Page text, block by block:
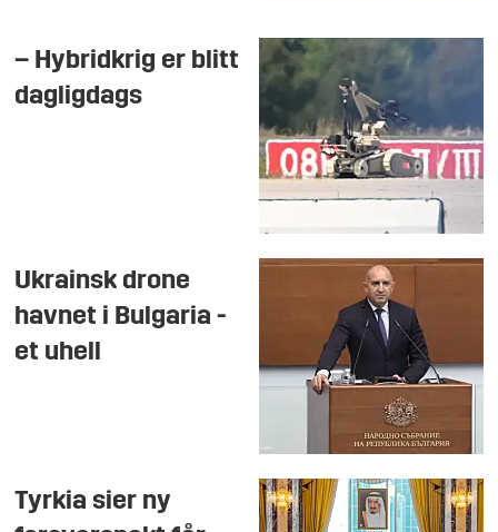
– Hybridkrig er blitt
dagligdags
Ukrainsk drone
havnet i Bulgaria -
et uhell
Tyrkia sier ny